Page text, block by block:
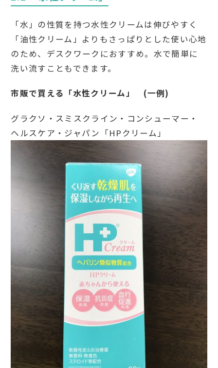
「水」の性質を持つ水性クリームは伸びやすく
「油性クリーム」よりもさっぱりとした使い心地
のため、デスクワークにおすすめ。水で簡単に
洗い流すこともできます。
市販で買える「水性クリーム」 (一例)
グラクソ・スミスクライン・コンシューマー・
ヘルスケア・ジャパン「HPクリーム」